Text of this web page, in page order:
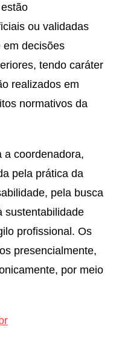
ou validadas
em decisões
tendo caráter
realizados em
normativos da
a coordenadora,
pela prática da
pela busca
sustentabilidade
profissional. Os
presencialmente,
por meio